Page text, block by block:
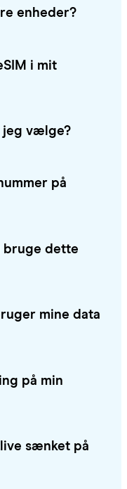
enheder?
i mit
jeg vælge?
på
bruge dette
mine data
på min
sænket på